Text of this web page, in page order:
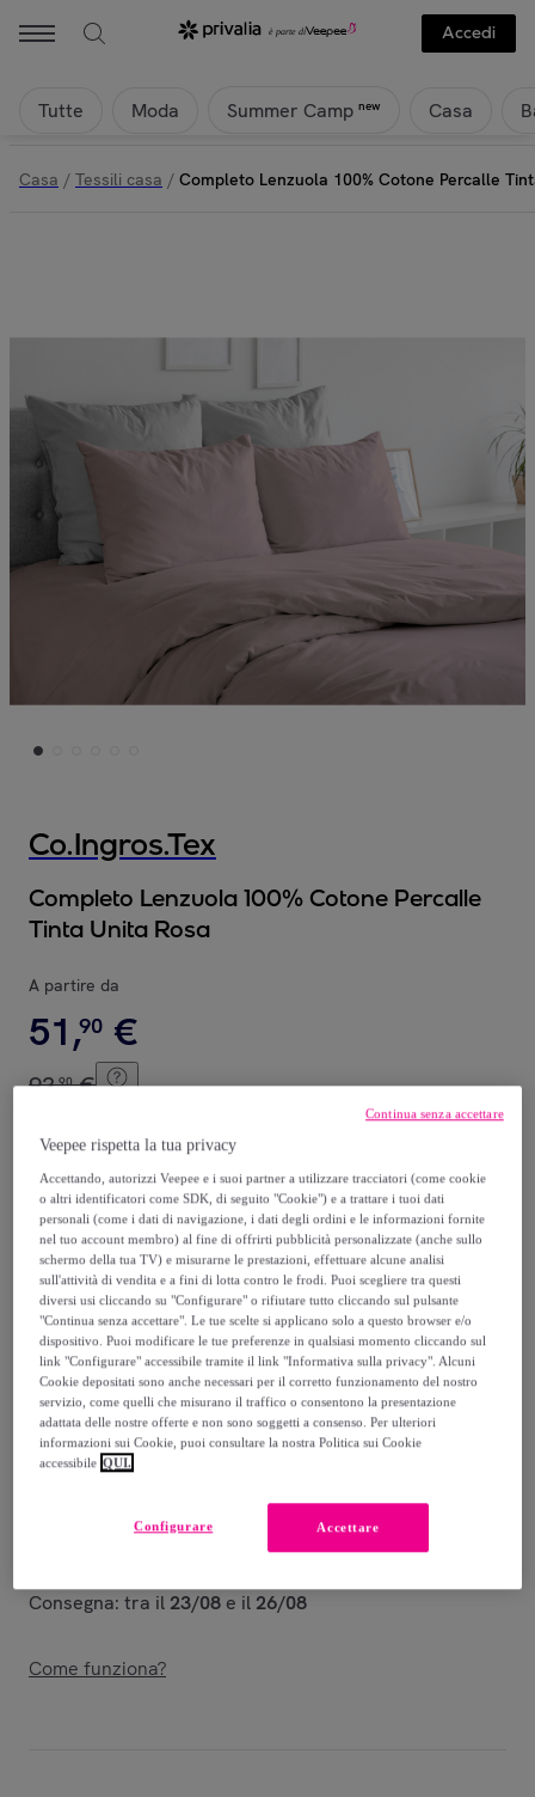
Accedi
Tutte Moda Summer Camp new Casa
Casa / Tessili casa / Completo Lenzuola 100% Cotone Percalle
Co.Ingros.Tex
Completo Lenzuola 100% Cotone Percalle
Tinta Unita Rosa
A partire da
51,90 €
93,90 €
Azzurro Grigio Bianco Verde Tortora
Venduto daCo.Ingros.Tex
Spedizione gratuita
Consegna: tra il 23/08 e il 26/08
Come funziona?
Veepee rispetta la tua privacy
Accettando, autorizzi Veepee e i suoi partner a utilizzare tracciatori (come cookie
o altri identificatori come SDK, di seguito "Cookie") e a trattare i tuoi dati
personali (come i dati di navigazione, i dati degli ordini e le informazioni fornite
nel tuo account membro) al fine di offrirti pubblicità personalizzate (anche sullo
schermo della tua TV) e misurarne le prestazioni, effettuare alcune analisi
sull'attività di vendita e a fini di lotta contro le frodi. Puoi scegliere tra questi
diversi usi cliccando su "Configurare" o rifiutare tutto cliccando sul pulsante
"Continua senza accettare". Le tue scelte si applicano solo a questo browser e/o
dispositivo. Puoi modificare le tue preferenze in qualsiasi momento cliccando sul
link "Configurare" accessibile tramite il link "Informativa sulla privacy". Alcuni
Cookie depositati sono anche necessari per il corretto funzionamento del nostro
servizio, come quelli che misurano il traffico o consentono la presentazione
adattata delle nostre offerte e non sono soggetti a consenso. Per ulteriori
informazioni sui Cookie, puoi consultare la nostra Politica sui Cookie
accessibile QUI.
Accettare
Configurare
Continua senza accettare